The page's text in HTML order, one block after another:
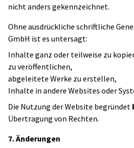
nicht anders gekennzeichnet.
Ohne ausdrückliche schriftliche
GmbH ist es untersagt:
Inhalte ganz oder teilweise zu
zu veröffentlichen,
abgeleitete Werke zu erstellen,
Inhalte in andere Websites oder
Die Nutzung der Website begründet
Übertragung von Rechten.
7. Änderungen